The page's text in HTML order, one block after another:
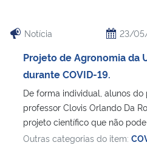
Notícia 23/
Projeto de Agronomia da
durante COVID-19.
De forma individual, alunos
professor Clovis Orlando Da
projeto científico que não pode
Outras categorias do item: